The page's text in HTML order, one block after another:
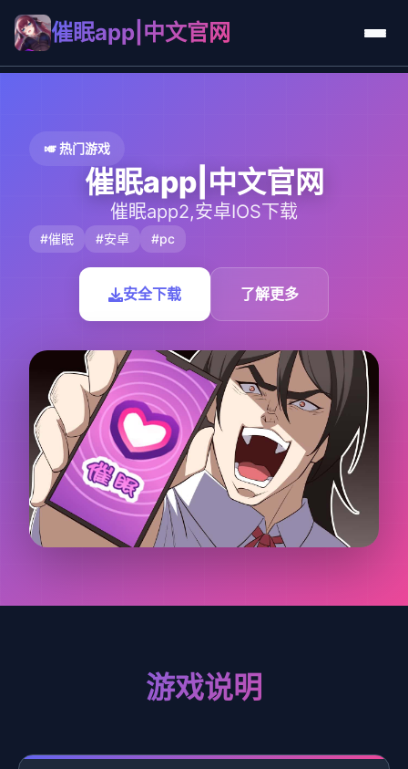
催眠app|中文官网
🎺 热门游戏
催眠app|中文官网
催眠app2,安卓IOS下载
#催眠 #安卓 #pc
安全下载 了解更多
游戏说明